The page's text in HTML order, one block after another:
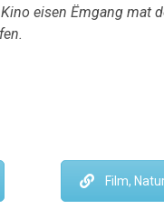
eisen Ëmgang mat
Film,